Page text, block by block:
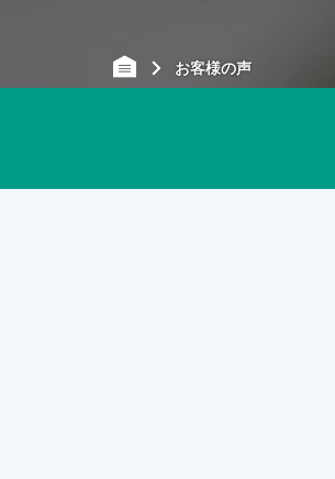
お客様の声